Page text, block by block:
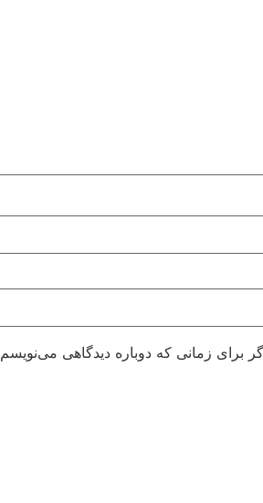
برای زمانی که دوباره دیدگاهی